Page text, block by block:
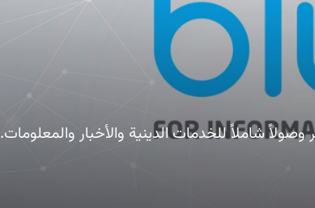
وصولاً شاملاً للخدمات الدينية والأخبار والمعلومات.